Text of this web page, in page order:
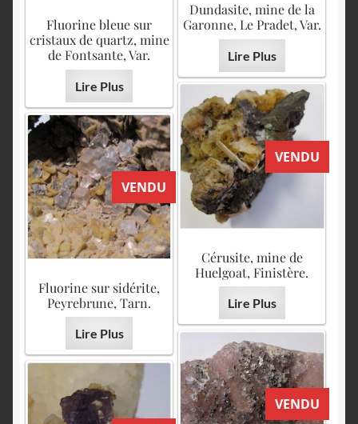
Dundasite, mine de la
Garonne, Le Pradet, Var.
Lire Plus
Fluorine bleue sur
cristaux de quartz, mine
de Fontsante, Var.
Lire Plus
VENDU
Cérusite, mine de
Huelgoat, Finistère.
Lire Plus
VENDU
Fluorine sur sidérite,
Peyrebrune, Tarn.
Lire Plus
VENDU